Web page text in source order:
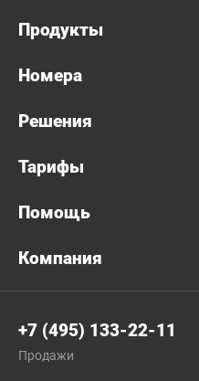
Продукты
Номера
Решения
Тарифы
Помощь
Компания
+7 (495) 133-22-11
Продажи